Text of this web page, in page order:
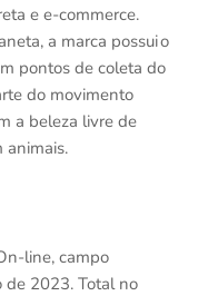
e e-commerce.
a marca possui o
pontos de coleta do
do movimento
a beleza livre de
animais.
line, campo
de 2023. Total no